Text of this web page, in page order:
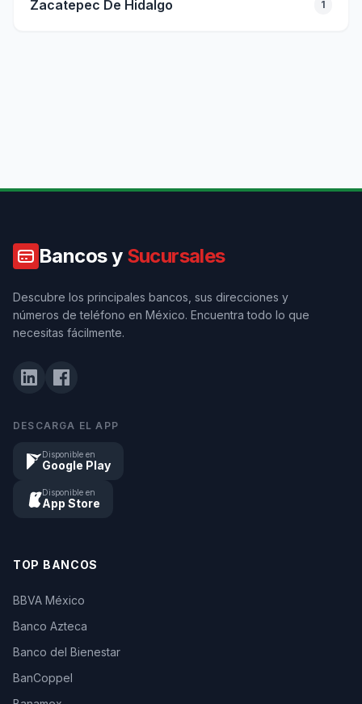
Zacatepec De Hidalgo 1
Bancos y Sucursales
Descubre los principales bancos, sus direcciones y
números de teléfono en México. Encuentra todo lo que
necesitas fácilmente.
DESCARGA EL APP
Disponible en
Google Play
Disponible en
App Store
TOP BANCOS
BBVA México
Banco Azteca
Banco del Bienestar
BanCoppel